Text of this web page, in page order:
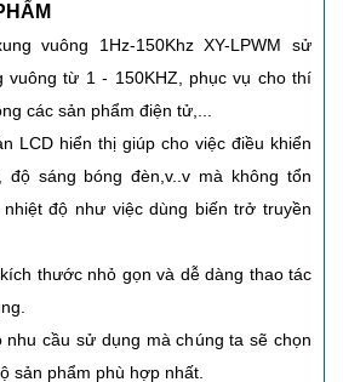
vuông 1Hz-150Khz XY-LPWM sử
vuông từ 1 - 150KHZ, phục vụ cho thí
các sản phẩm điện tử,...
LCD hiển thị giúp cho việc điều khiển
độ sáng bóng đèn,v..v mà không tổn
độ như việc dùng biến trở truyền
thước nhỏ gọn và dễ dàng thao tác
nhu cầu sử dụng mà chúng ta sẽ chọn
sản phẩm phù hợp nhất.